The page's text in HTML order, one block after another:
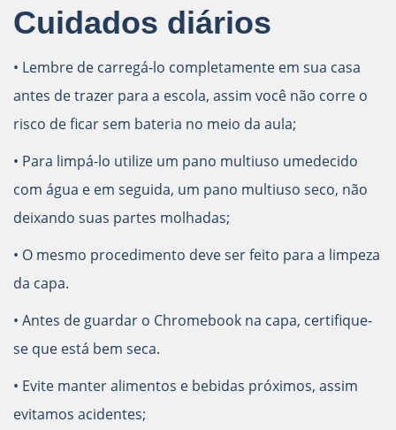
Cuidados diários
• Lembre de carregá-lo completamente em sua casa
antes de trazer para a escola, assim você não corre o
risco de ficar sem bateria no meio da aula;
• Para limpá-lo utilize um pano multiuso umedecido
com água e em seguida, um pano multiuso seco, não
deixando suas partes molhadas;
• O mesmo procedimento deve ser feito para a limpeza
da capa.
• Antes de guardar o Chromebook na capa, certifique-
se que está bem seca.
• Evite manter alimentos e bebidas próximos, assim
evitamos acidentes;